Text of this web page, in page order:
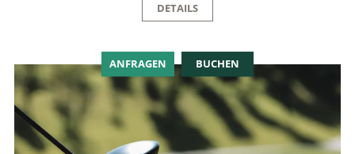
DETAILS
ANFRAGEN BUCHEN